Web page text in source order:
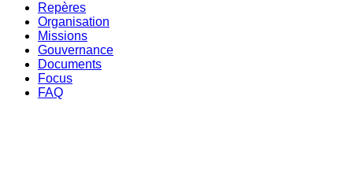
Repères
Organisation
Missions
Gouvernance
Documents
Focus
FAQ